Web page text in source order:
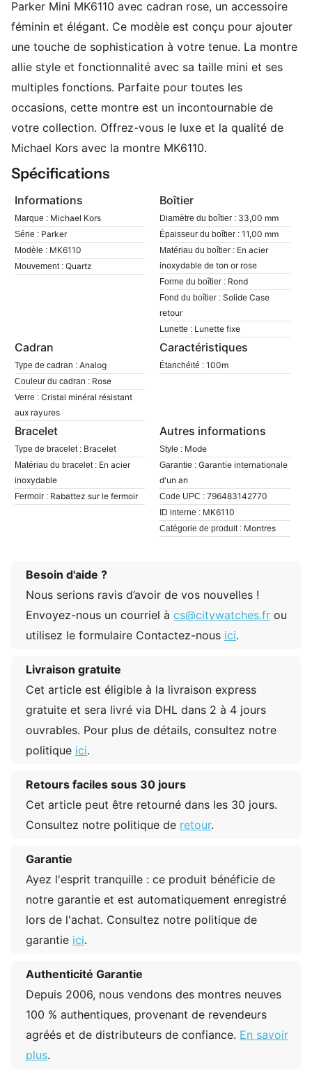
Parker Mini MK6110 avec cadran rose, un accessoire
féminin et élégant. Ce modèle est conçu pour ajouter
une touche de sophistication à votre tenue. La montre
allie style et fonctionnalité avec sa taille mini et ses
multiples fonctions. Parfaite pour toutes les
occasions, cette montre est un incontournable de
votre collection. Offrez-vous le luxe et la qualité de
Michael Kors avec la montre MK6110.
Spécifications
Informations
Marque : Michael Kors
Série : Parker
Modèle : MK6110
Mouvement : Quartz
Boîtier
Diamètre du boîtier : 33,00 mm
Épaisseur du boîtier : 11,00 mm
Matériau du boîtier : En acier
inoxydable de ton or rose
Forme du boîtier : Rond
Fond du boîtier : Solide Case
retour
Lunette : Lunette fixe
Cadran
Type de cadran : Analog
Couleur du cadran : Rose
Verre : Cristal minéral résistant
aux rayures
Caractéristiques
Étanchéité : 100m
Bracelet
Type de bracelet : Bracelet
Matériau du bracelet : En acier
inoxydable
Fermoir : Rabattez sur le fermoir
Autres informations
Style : Mode
Garantie : Garantie internationale
d'un an
Code UPC : 796483142770
ID interne : MK6110
Catégorie de produit : Montres
Besoin d'aide ?
Nous serions ravis d’avoir de vos nouvelles !
Envoyez-nous un courriel à cs@citywatches.fr ou
utilisez le formulaire Contactez-nous ici.
Livraison gratuite
Cet article est éligible à la livraison express
gratuite et sera livré via DHL dans 2 à 4 jours
ouvrables. Pour plus de détails, consultez notre
politique ici.
Retours faciles sous 30 jours
Cet article peut être retourné dans les 30 jours.
Consultez notre politique de retour.
Garantie
Ayez l'esprit tranquille : ce produit bénéficie de
notre garantie et est automatiquement enregistré
lors de l'achat. Consultez notre politique de
garantie ici.
Authenticité Garantie
Depuis 2006, nous vendons des montres neuves
100 % authentiques, provenant de revendeurs
agréés et de distributeurs de confiance. En savoir
plus.